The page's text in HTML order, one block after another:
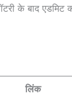
के बाद एडमिट
लिंक